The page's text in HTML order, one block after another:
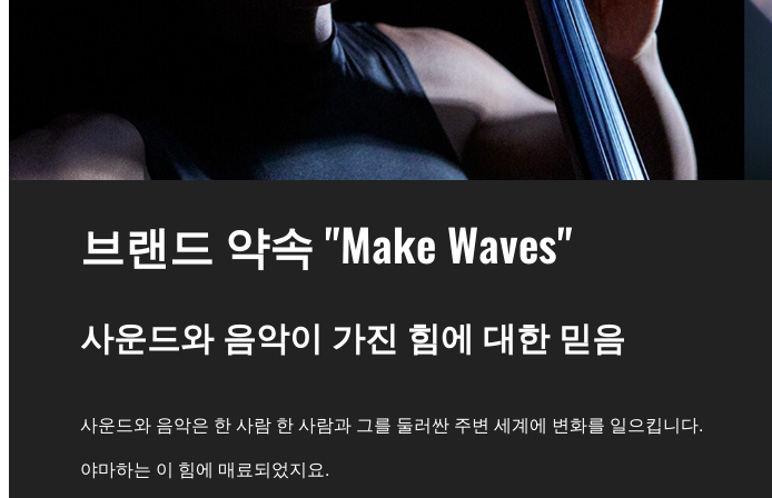
브랜드 약속 "Make Waves"
사운드와 음악이 가진 힘에 대한 믿음
사운드와 음악은 한 사람 한 사람과 그를 둘러싼 주변 세계에 변화를 일으킵니다.
야마하는 이 힘에 매료되었지요.